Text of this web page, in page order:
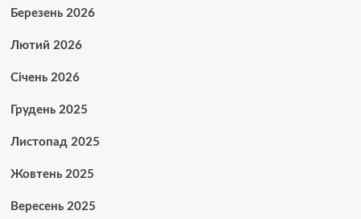
Березень 2026
Лютий 2026
Січень 2026
Грудень 2025
Листопад 2025
Жовтень 2025
Вересень 2025